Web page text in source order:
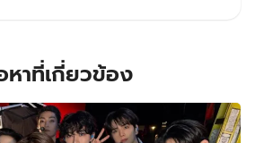
หาที่เกี่ยวข้อง